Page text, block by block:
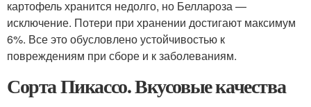
картофель хранится недолго, но Беллароза —
исключение. Потери при хранении достигают максимум
6%. Все это обусловлено устойчивостью к
повреждениям при сборе и к заболеваниям.
Сорта Пикассо. Вкусовые качества